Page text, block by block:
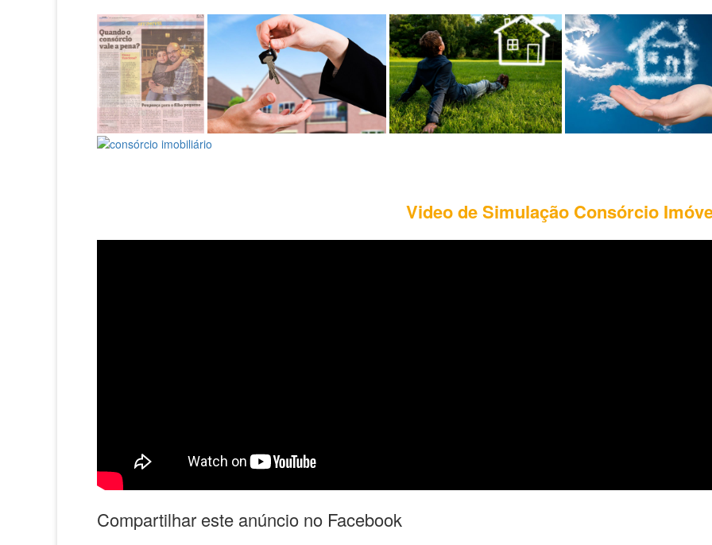
Video de Simulação Consórcio
Compartilhar este anúncio no Facebook